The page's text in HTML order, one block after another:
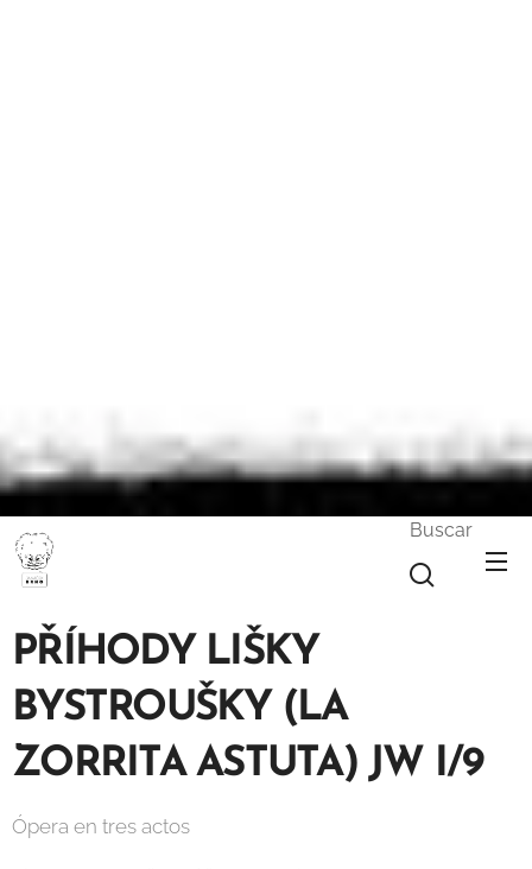
Buscar
PŘÍHODY LIŠKY
BYSTROUŠKY (LA
ZORRITA ASTUTA) JW I/9
Ópera en tres actos